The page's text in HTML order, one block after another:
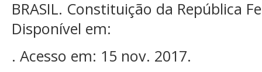
BRASIL. Constituição da República
Disponível em:
. Acesso em: 15 nov. 2017.